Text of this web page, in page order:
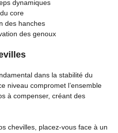
dynamiques
core
des hanches
des genoux
dans la stabilité du
niveau compromet l’ensemble
à compenser, créant des
chevilles, placez-vous face à un